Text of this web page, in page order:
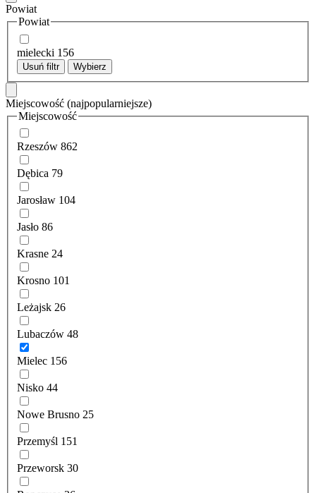
Powiat
Powiat
mielecki 156
Usuń filtr Wybierz
Miejscowość (najpopularniejsze)
Miejscowość
Rzeszów 862
Dębica 79
Jarosław 104
Jasło 86
Krasne 24
Krosno 101
Leżajsk 26
Lubaczów 48
Mielec 156
Nisko 44
Nowe Brusno 25
Przemyśl 151
Przeworsk 30